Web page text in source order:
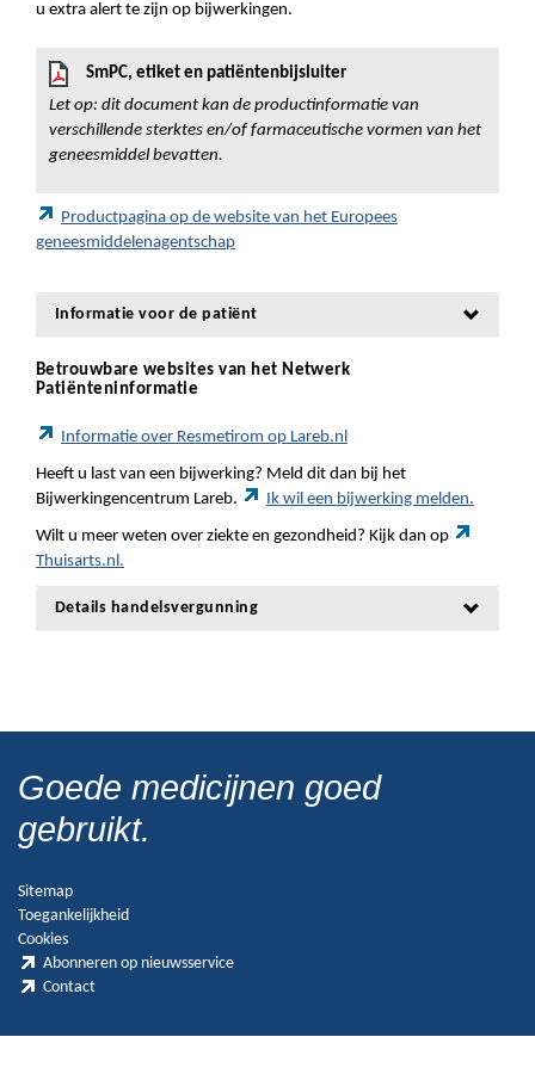
u extra alert te zijn op bijwerkingen.
SmPC, etiket en patiëntenbijsluiter
Let op: dit document kan de productinformatie van
verschillende sterktes en/of farmaceutische vormen van het
geneesmiddel bevatten.
Productpagina op de website van het Europees
geneesmiddelenagentschap
Informatie voor de patiënt
Betrouwbare websites van het Netwerk
Patiënteninformatie
Informatie over Resmetirom op Lareb.nl
Heeft u last van een bijwerking? Meld dit dan bij het
Bijwerkingencentrum Lareb.
Ik wil een bijwerking melden.
Wilt u meer weten over ziekte en gezondheid? Kijk dan op
Thuisarts.nl.
Details handelsvergunning
Goede medicijnen goed
gebruikt.
Sitemap
Toegankelijkheid
Cookies
Abonneren op nieuwsservice
Contact